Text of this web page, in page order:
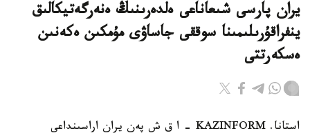
يران پارسى شىعاناعى ەلدەرىنىڭ ەنەرگەتيكالىق
ينفراقۇرىلىمىنا سوققى جاساۋى مۇمكىن ەكەنىن
ەسكەرتتى
استانا. KAZINFORM - ا ق ش پەن يران اراسىنداعى